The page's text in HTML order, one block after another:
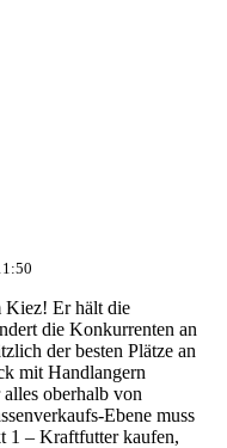
Kiez! Er hält die
die Konkurrenten an
der besten Plätze an
mit Handlangern
oberhalb von
Ebene muss
1 – Kraftfutter kaufen,